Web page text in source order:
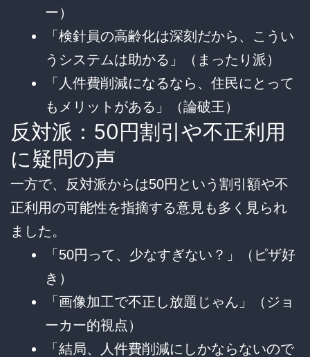
ー）
「検針員の高齢化は深刻だから、こうい
うシステムは助かる」（まったり派）
「人件費削減になるなら、住民にとって
もメリットがある」（論破王）
反対派：50円割引や不正利用
に疑問の声
一方で、反対派からは50円という割引額や不
正利用の可能性を指摘する意見も多く見られ
ました。
「50円って、少なすぎない？」（ピザ好
き）
「画像加工で不正し放題じゃん」（ジョ
ーカー的視点）
「結局、人件費削減にしかならないので